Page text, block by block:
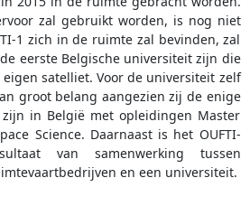
zal gebruikt worden, is nog niet
1 zich in de ruimte zal bevinden, zal
eerste Belgische universiteit zijn die
eigen satelliet. Voor de universiteit zelf
groot belang aangezien zij de enige
in België met opleidingen Master
Science. Daarnaast is het OUFTI-
van samenwerking tussen
en een universiteit.